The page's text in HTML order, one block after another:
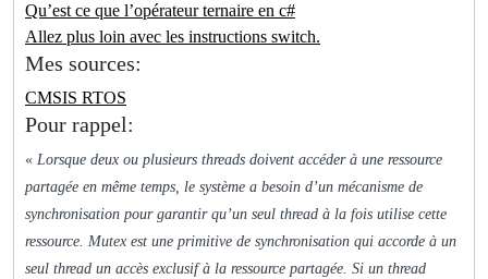
Qu’est ce que l’opérateur ternaire en c#
Allez plus loin avec les instructions switch.
Mes sources:
CMSIS RTOS
Pour rappel:
« Lorsque deux ou plusieurs threads doivent accéder à une ressource
partagée en même temps, le système a besoin d’un mécanisme de
synchronisation pour garantir qu’un seul thread à la fois utilise cette
ressource. Mutex est une primitive de synchronisation qui accorde à un
seul thread un accès exclusif à la ressource partagée. Si un thread